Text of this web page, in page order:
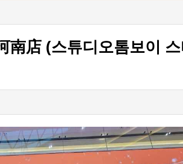
店 (스튜디오톰보이 스